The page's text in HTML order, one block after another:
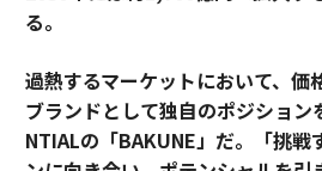
る。
過熱するマーケットにおいて、価
ブランドとして独自のポジショ
NTIALの「BAKUNE」だ。「挑戦